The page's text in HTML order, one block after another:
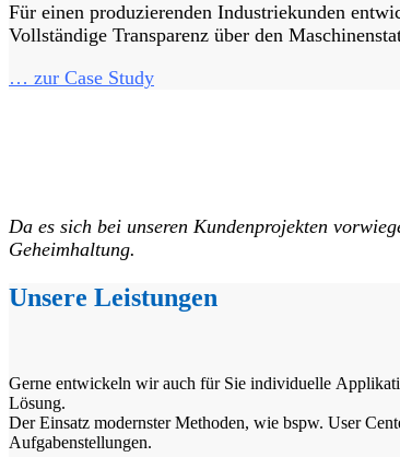
Für einen produzierenden Industriekunden
Vollständige Transparenz über den
… zur Case Study
Da es sich bei unseren Kundenprojekten
Geheimhaltung.
Unsere Leistungen
Gerne entwickeln wir auch für Sie individuelle
Lösung.
Der Einsatz modernster Methoden, wie bspw. User
Aufgabenstellungen.